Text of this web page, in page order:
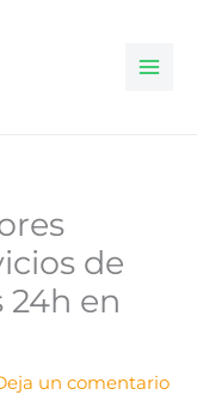
de
en
un comentario